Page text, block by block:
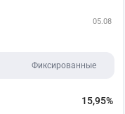
05.08
Фиксированные
15,95%